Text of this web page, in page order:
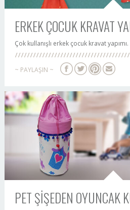
ERKEK ÇOCUK KRAVAT
Çok kullanışlı erkek çocuk kravat yapımı.
~ PAYLAŞIN ~
PET ŞİŞEDEN OYUNCAK